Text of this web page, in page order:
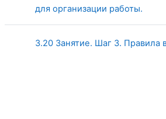
для организации работы.
3.20 Занятие. Шаг 3. Правила